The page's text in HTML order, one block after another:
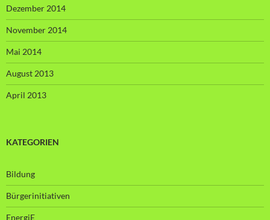
Dezember 2014
November 2014
Mai 2014
August 2013
April 2013
KATEGORIEN
Bildung
Bürgerinitiativen
EnergiE